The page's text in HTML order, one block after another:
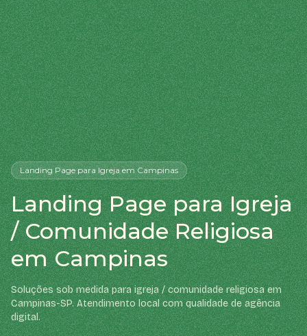
Landing Pagepara Igreja em Campinas
Landing Page para Igreja
/ Comunidade Religiosa
em Campinas
Soluções sob medida para igreja / comunidade religiosa em
Campinas-SP. Atendimento local com qualidade de agência
digital.